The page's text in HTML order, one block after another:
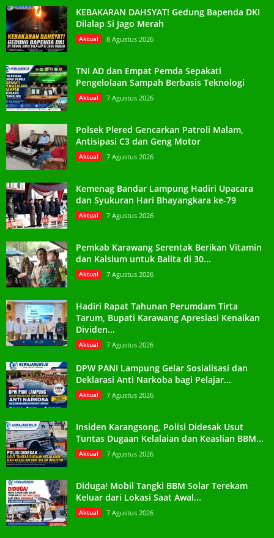
KEBAKARAN DAHSYAT! Gedung Bapenda DKI
Dilalap Si Jago Merah
Aktual 8 Agustus 2026
TNI AD dan Empat Pemda Sepakati
Pengelolaan Sampah Berbasis Teknologi
Aktual 7 Agustus 2026
Polsek Plered Gencarkan Patroli Malam,
Antisipasi C3 dan Geng Motor
Aktual 7 Agustus 2026
Kemenag Bandar Lampung Hadiri Upacara
dan Syukuran Hari Bhayangkara ke-79
Aktual 7 Agustus 2026
Pemkab Karawang Serentak Berikan Vitamin
dan Kalsium untuk Balita di 30...
Aktual 7 Agustus 2026
Hadiri Rapat Tahunan Perumdam Tirta
Tarum, Bupati Karawang Apresiasi Kenaikan
Dividen...
Aktual 7 Agustus 2026
DPW PANI Lampung Gelar Sosialisasi dan
Deklarasi Anti Narkoba bagi Pelajar...
Aktual 7 Agustus 2026
Insiden Karangsong, Polisi Didesak Usut
Tuntas Dugaan Kelalaian dan Keaslian BBM...
Aktual 7 Agustus 2026
Diduga! Mobil Tangki BBM Solar Terekam
Keluar dari Lokasi Saat Awal...
Aktual 7 Agustus 2026